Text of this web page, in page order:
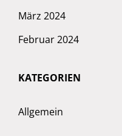
März 2024
Februar 2024
KATEGORIEN
Allgemein